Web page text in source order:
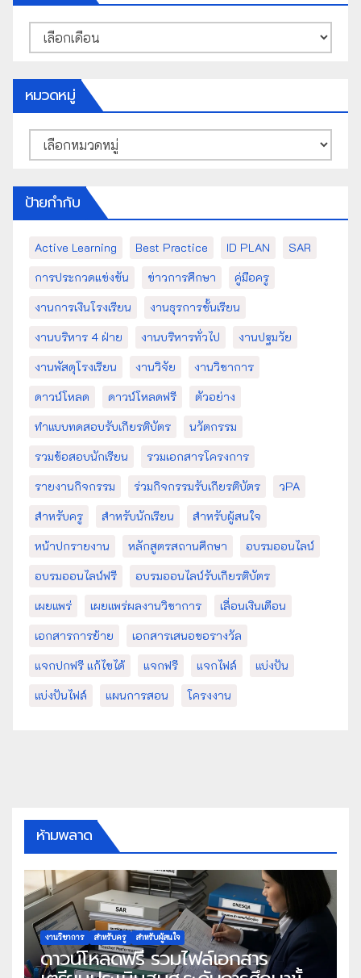
คลัง
เก็บ
หมวดหมู่
หมวด
หมู่
ป้ายกำกับ
Active Learning Best Practice ID PLAN
SAR
การประกวดแข่งขัน
ข่าวการศึกษา
คู่มือครู
งานการเงินโรงเรียน
งานธุรการชั้นเรียน
งานบริหาร 4 ฝ่าย
งานบริหารทั่วไป
งานปฐมวัย
งานพัสดุโรงเรียน
งานวิจัย
งานวิชาการ
ดาวน์โหลด
ดาวน์โหลดฟรี
ตัวอย่าง
ทำแบบทดสอบรับเกียรติบัตร
นวัตกรรม
รวมข้อสอบนักเรียน
รวมเอกสารโครงการ
รายงานกิจกรรม
ร่วมกิจกรรมรับเกียรติบัตร
วPA
สำหรับครู
สำหรับนักเรียน
สำหรับผู้สนใจ
หน้าปกรายงาน
หลักสูตรสถานศึกษา
อบรมออนไลน์
อบรมออนไลน์ฟรี
อบรมออนไลน์รับเกียรติบัตร
เผยแพร่
เผยแพร่ผลงานวิชาการ
เลื่อนเงินเดือน
เอกสารการย้าย
เอกสารเสนอขอรางวัล
แจกปกฟรี แก้ไขได้
แจกฟรี แจกไฟล์
แบ่งปัน
แบ่งปันไฟล์
แผนการสอน โครงงาน
ห้ามพลาด
งานวิชาการ สำหรับครู สำหรับผู้สนใจ
ดาวน์โหลดฟรี รวมไฟล์เอกสาร